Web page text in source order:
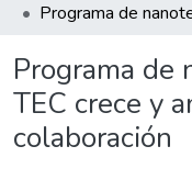
Programa de
TEC crece y
colaboración